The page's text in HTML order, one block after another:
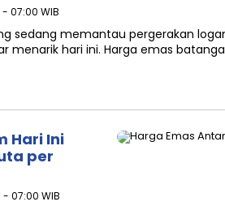
- 07:00 WIB
sedang memantau pergerakan
menarik hari ini. Harga emas
Hari Ini
per
- 07:00 WIB